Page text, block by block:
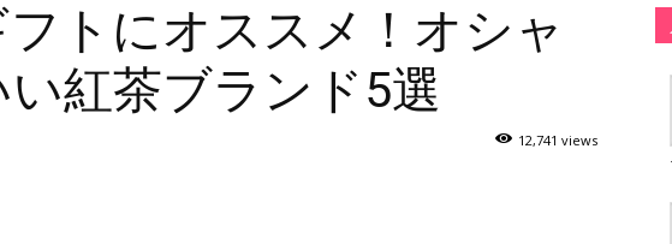
トにオススメ！オシャ
紅茶ブランド5選
12,741 views